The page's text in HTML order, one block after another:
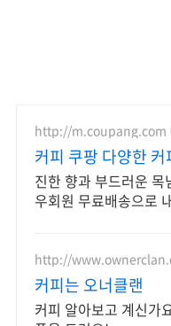
http://m.coupang.com
커피 쿠팡 다양한 커
진한 향과 부드러운 목
우회원 무료배송으로
http://
커피는 오너클랜
커피 알아보고 계신가